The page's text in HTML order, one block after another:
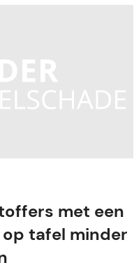
met een
tafel minder